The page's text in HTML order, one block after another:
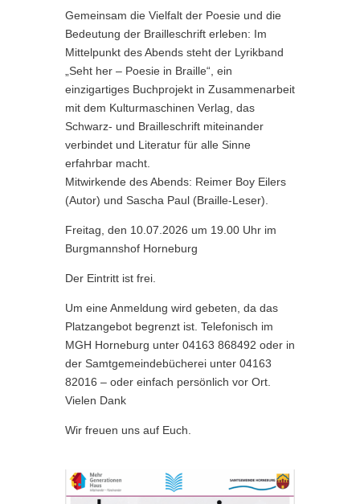
Gemeinsam die Vielfalt der Poesie und die
Bedeutung der Brailleschrift erleben: Im
Mittelpunkt des Abends steht der Lyrikband
„Seht her – Poesie in Braille“, ein
einzigartiges Buchprojekt in Zusammenarbeit
mit dem Kulturmaschinen Verlag, das
Schwarz- und Brailleschrift miteinander
verbindet und Literatur für alle Sinne
erfahrbar macht.
Mitwirkende des Abends: Reimer Boy Eilers
(Autor) und Sascha Paul (Braille-Leser).
Freitag, den 10.07.2026 um 19.00 Uhr im
Burgmannshof Horneburg
Der Eintritt ist frei.
Um eine Anmeldung wird gebeten, da das
Platzangebot begrenzt ist. Telefonisch im
MGH Horneburg unter 04163 868492 oder in
der Samtgemeindebücherei unter 04163
82016 – oder einfach persönlich vor Ort.
Vielen Dank
Wir freuen uns auf Euch.